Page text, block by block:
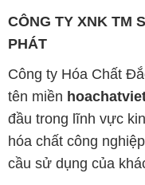
CÔNG TY XNK TM
PHÁT
Công ty Hóa Chất
tên miền
đầu trong lĩnh vực
hóa chất công
cầu sử dụng của